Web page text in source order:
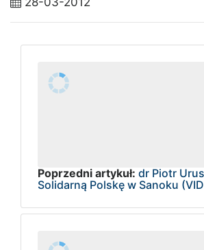
Poprzedni artykuł: dr Piotr
Solidarną Polskę w Sanoku